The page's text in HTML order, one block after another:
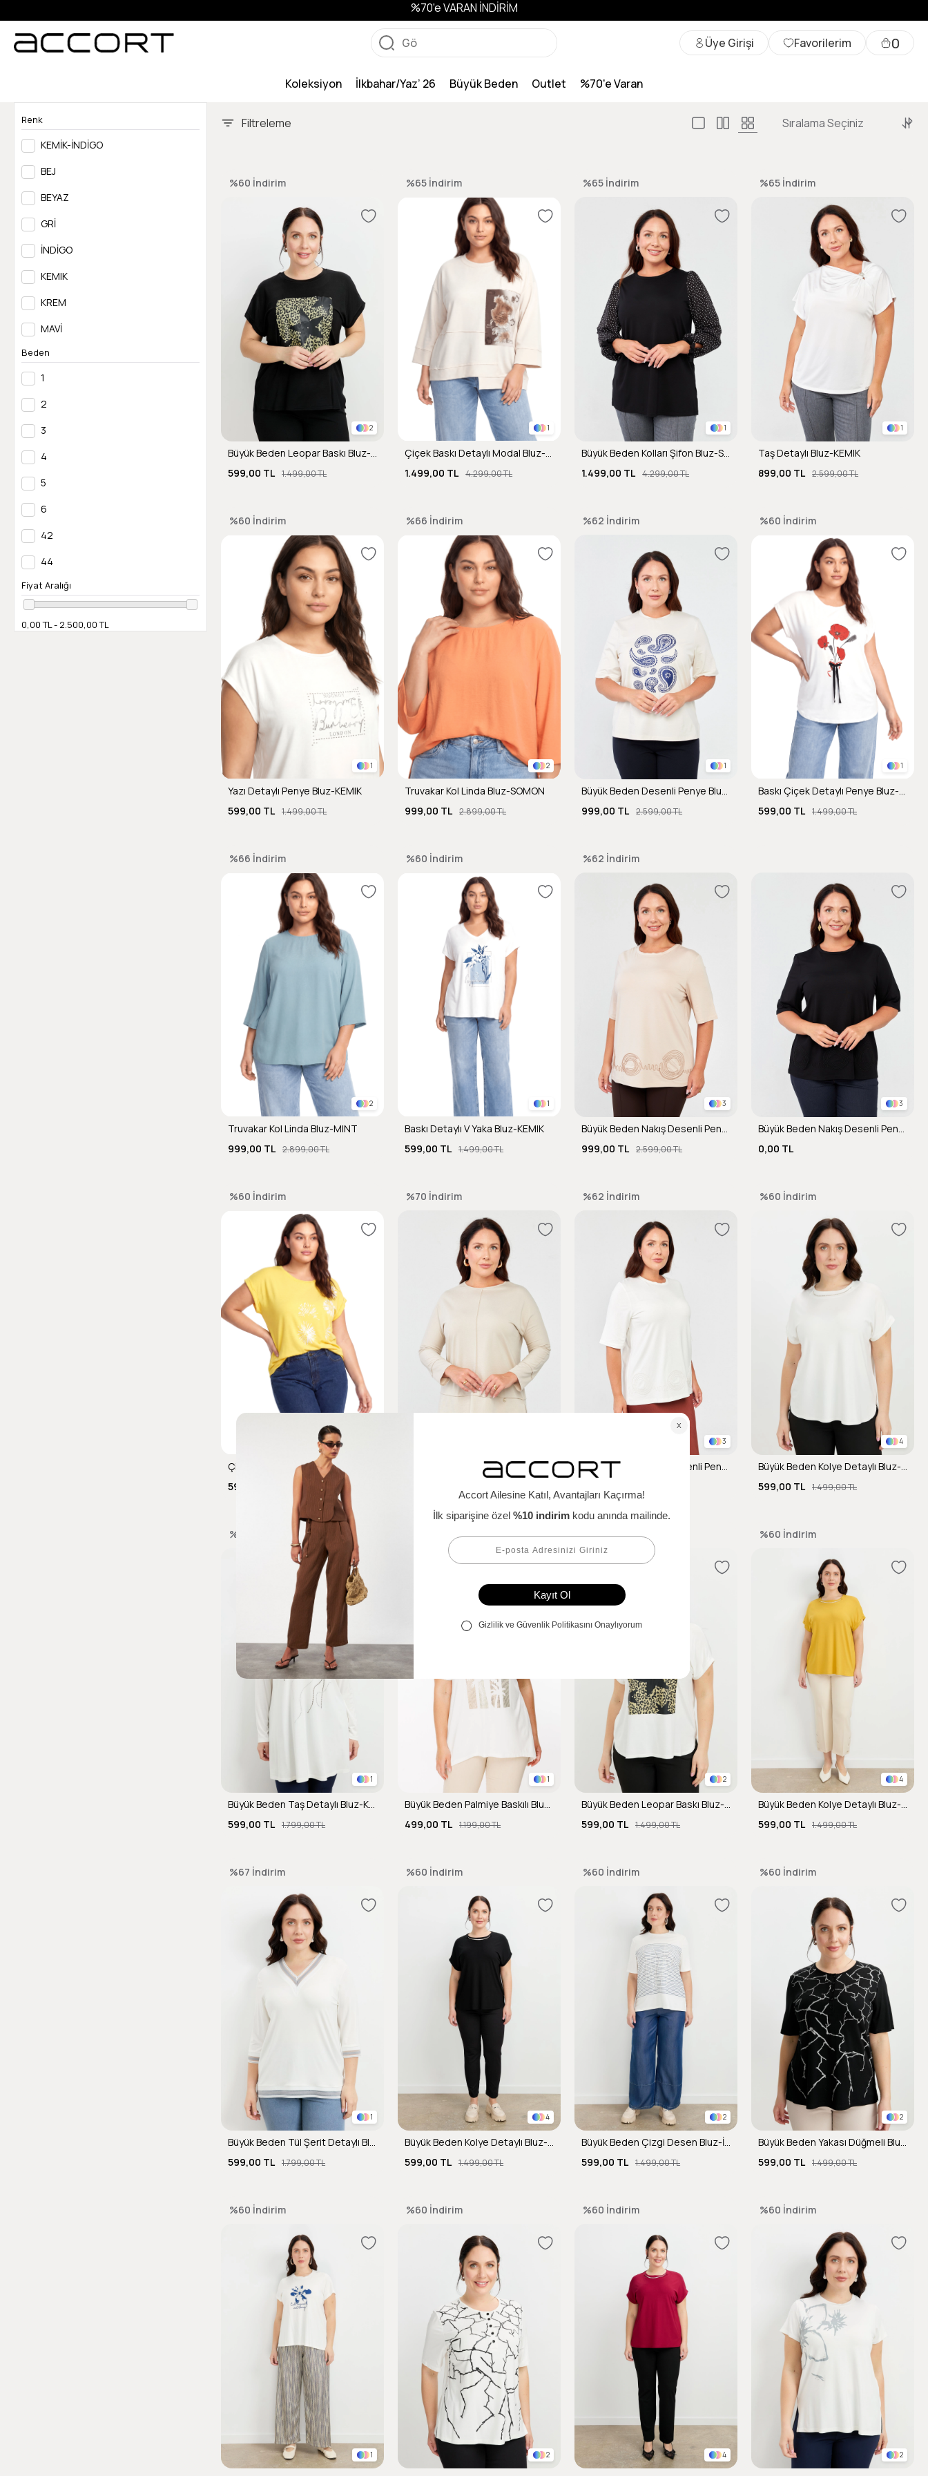
%70'e VARAN İNDİRİM
Üye Girişi Favorilerim 0
Koleksiyon İlkbahar/Yaz’ 26 Büyük Beden Outlet %70'e Varan
Renk
KEMİK-İNDİGO
BEJ
BEYAZ
GRİ
İNDİGO
KEMIK
KREM
MAVİ
MINT
MÜRDÜM
SAFRAN
SARI
SİYAH
SOMON
ŞEFTALİ
TAŞ
Beden
1
2
3
4
5
6
42
44
46
Fiyat Aralığı
0,00 TL - 2.500,00 TL
Filtreleme
2
Büyük Beden Leopar Baskı Bluz-SİYAH
599,00 TL 1.499,00 TL
%60 İndirim
1
Çiçek Baskı Detaylı Modal Bluz-KREM
1.499,00 TL 4.299,00 TL
%65 İndirim
1
Büyük Beden Kolları Şifon Bluz-SİYAH
1.499,00 TL 4.299,00 TL
%65 İndirim
1
Taş Detaylı Bluz-KEMIK
899,00 TL 2.599,00 TL
%65 İndirim
1
Yazı Detaylı Penye Bluz-KEMIK
599,00 TL 1.499,00 TL
%60 İndirim
2
Truvakar Kol Linda Bluz-SOMON
999,00 TL 2.899,00 TL
%66 İndirim
1
Büyük Beden Desenli Penye Bluz-TAŞ
999,00 TL 2.599,00 TL
%62 İndirim
1
Baskı Çiçek Detaylı Penye Bluz-KEMIK
599,00 TL 1.499,00 TL
%60 İndirim
2
Truvakar Kol Linda Bluz-MINT
999,00 TL 2.899,00 TL
%66 İndirim
1
Baskı Detaylı V Yaka Bluz-KEMIK
599,00 TL 1.499,00 TL
%60 İndirim
3
Büyük Beden Nakış Desenli Penye Bluz-BEJ
999,00 TL 2.599,00 TL
%62 İndirim
3
Büyük Beden Nakış Desenli Penye Bluz-SİYAH
0,00 TL
599,00 TL
1.499,00 TL
%60 İndirim
Büyük Beden Modal Bluz-TAŞ
%70 İndirim
3
Büyük Beden Nakış Desenli Penye Bluz-KEMIK
%62 İndirim
4
Büyük Beden Kolye Detaylı Bluz-KEMIK
599,00 TL 1.499,00 TL
%60 İndirim
1
Büyük Beden Taş Detaylı Bluz-KEMIK
599,00 TL 1.799,00 TL
%67
1
Büyük Beden Palmiye Baskılı Bluz-KEMIK
499,00 TL 1.199,00 TL
İndirim
2
Büyük Beden Leopar Baskı Bluz-KEMIK
599,00 TL 1.499,00 TL
%60İndirim
4
Büyük Beden Kolye Detaylı Bluz-SAFRAN
599,00 TL 1.499,00 TL
%60 İndirim
1
Büyük Beden Tül Şerit Detaylı Bluz-GRİ
599,00 TL 1.799,00 TL
%67 İndirim
4
Büyük Beden Kolye Detaylı Bluz-SİYAH
599,00 TL 1.499,00 TL
%60 İndirim
2
Büyük Beden Çizgi Desen Bluz-İNDİGO
599,00 TL 1.499,00 TL
%60 İndirim
2
Büyük Beden Yakası Düğmeli Bluz-SİYAH
599,00 TL 1.499,00 TL
%60 İndirim
1
%60 İndirim
2
%60 İndirim
4
%60 İndirim
2
%60 İndirim